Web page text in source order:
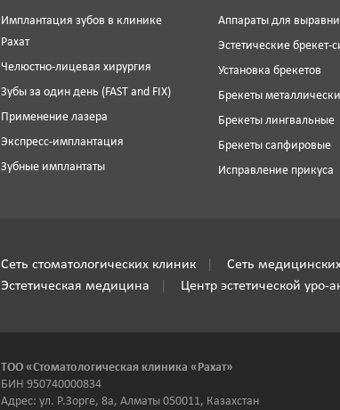
Имплантация зубов в клинике
Рахат
Челюстно-лицевая хирургия
Зубы за один день (FAST and FIX)
Применение лазера
Экспресс-имплантация
Зубные имплантаты
Аппараты для
Эстетические брекет-
Установка брекетов
Брекеты
Брекеты лингвальные
Брекеты сапфировые
Исправление прикуса
Сеть стоматологических клиник Сеть
Эстетическая медицина
Центр эстетической уро-
ТОО «Стоматологическая клиника «Рахат»
БИН 950740000834
Адрес: ул. Р.Зорге, 8а, Алматы 050011, Казахстан